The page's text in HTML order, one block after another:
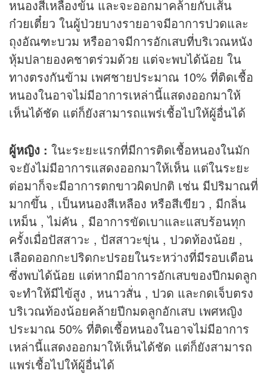
หนองสีเหลืองข้น และจะออกมาคล้ายกับเส้น
ก๋วยเตี๋ยว ในผู้ป่วยบางรายอาจมีอาการปวดและ
ถุงอัณฑะบวม หรืออาจมีการอักเสบที่บริเวณหนัง
หุ้มปลายองคชาตร่วมด้วย แต่จะพบได้น้อย ใน
ทางตรงกันข้าม เพศชายประมาณ 10% ที่ติดเชื้อ
หนองในอาจไม่มีอาการเหล่านี้แสดงออกมาให้
เห็นได้ชัด แต่ก็ยังสามารถแพร่เชื้อไปให้ผู้อื่นได้
ผู้หญิง : ในะระยะแรกที่มีการติดเชื้อหนองในมัก
จะยังไม่มีอาการแสดงออกมาให้เห็น แต่ในระยะ
ต่อมาก็จะมีอาการตกขาวผิดปกติ เช่น มีปริมาณที่
มากขึ้น , เป็นหนองสีเหลือง หรือสีเขียว , มีกลิ่น
เหม็น , ไม่คัน , มีอาการขัดเบาและแสบร้อนทุก
ครั้งเมื่อปัสสาวะ , ปัสสาวะขุ่น , ปวดท้องน้อย ,
เลือดออกกะปริดกะปรอยในระหว่างที่มีรอบเดือน
ซึ่งพบได้น้อย แต่หากมีอาการอักเสบของปีกมดลูก
จะทำให้มีไข้สูง , หนาวสั่น , ปวด และกดเจ็บตรง
บริเวณท้องน้อยคล้ายปีกมดลูกอักเสบ เพศหญิง
ประมาณ 50% ที่ติดเชื้อหนองในอาจไม่มีอาการ
เหล่านี้แสดงออกมาให้เห็นได้ชัด แต่ก็ยังสามารถ
แพร่เชื้อไปให้ผู้อื่นได้